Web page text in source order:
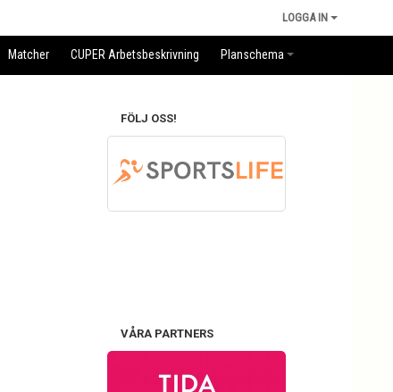
LOGGA IN
Matcher CUPER Arbetsbeskrivning Planschema
FÖLJ OSS!
VÅRA PARTNERS